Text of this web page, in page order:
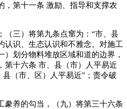
，第十一条 激励、指导和支撑农
三）将第九条点窜为：“市、县
认识、生态认识和不雅念。对施工
划分物料堆放区域和道的边界，
第十六条 市、县（市）人平易近
（市、区）人平易近”；责令破
养的勾当，（九）将第三十六条